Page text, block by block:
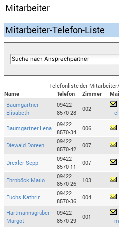
Mitarbeiter
Mitarbeiter-Telefon-Liste
Telefonliste der
Name
Telefon Zimmer
Baumgartner
Elisabeth
09422
8570-28
002
Baumgartner Lena
09422
8570-34
006
Diewald Doreen
09422
8570-42
007
Drexler Sepp
09422
8570-11
007
Ehrnböck Mario
09422
8570-26
103
Fuchs Kathrin
09422
8570-36
004
Hartmannsgruber
Margot
09422
8570-29
001